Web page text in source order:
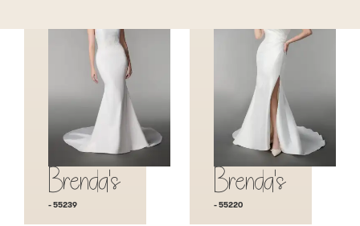
Brenda's
- 55239
Brenda's
- 55220